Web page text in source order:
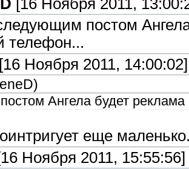
[16 Ноября 2011,
постом
телефон...
[16 Ноября 2011, 14:00:02]
)
Ангела будет реклама
еще
Ноября 2011, 15:55:56]